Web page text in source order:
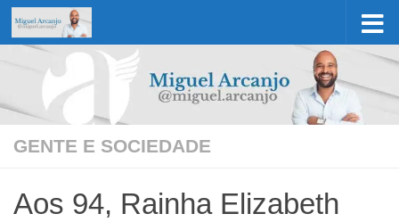
Skip to content
GENTE E SOCIEDADE
Aos 94, Rainha Elizabeth